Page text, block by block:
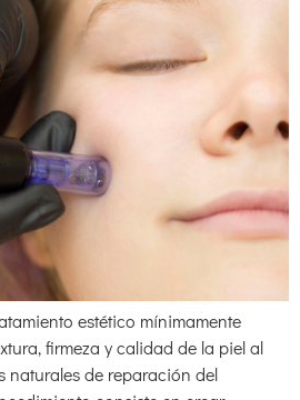
estético mínimamente
firmeza y calidad de la piel al
naturales de reparación del